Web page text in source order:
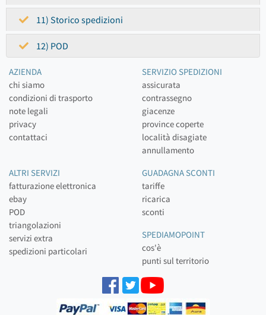
11) Storico spedizioni
12) POD
AZIENDA
chi siamo
condizioni di trasporto
note legali
privacy
contattaci
SERVIZIO SPEDIZIONI
assicurata
contrassegno
giacenze
province coperte
località disagiate
annullamento
ALTRI SERVIZI
fatturazione elettronica
ebay
POD
triangolazioni
servizi extra
spedizioni particolari
GUADAGNA SCONTI
tariffe
ricarica
sconti
SPEDIAMOPOINT
cos'è
punti sul territorio